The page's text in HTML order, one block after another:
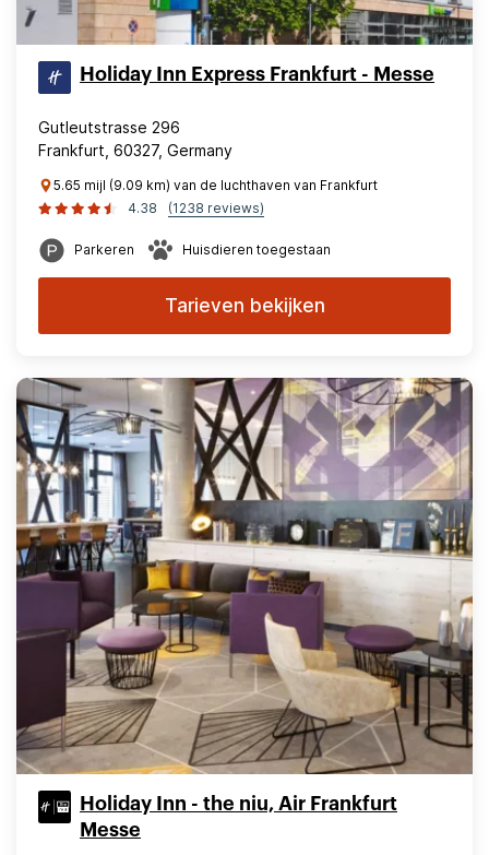
Holiday Inn Express Frankfurt - Messe
Gutleutstrasse 296
Frankfurt, 60327, Germany
5.65 mijl (9.09 km) van de luchthaven van Frankfurt
4.38
(1238 reviews)
Parkeren Huisdieren toegestaan
Tarieven bekijken
Holiday Inn - the niu, Air Frankfurt
Messe